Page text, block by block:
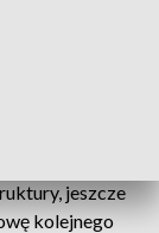
jeszcze
kolejnego